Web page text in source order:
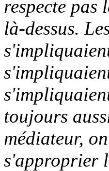
respecte pas
là-dessus.
toujours
médiateur,
s'approprier